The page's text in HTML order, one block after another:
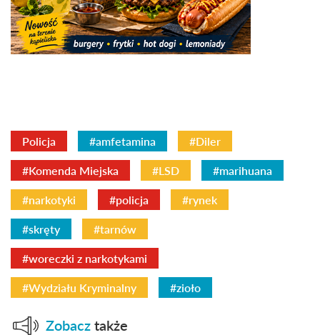
Policja #amfetamina #Diler
#Komenda Miejska #LSD #marihuana
#narkotyki #policja #rynek
#skręty #tarnów
#woreczki z narkotykami
#Wydziału Kryminalny #zioło
Zobacz także